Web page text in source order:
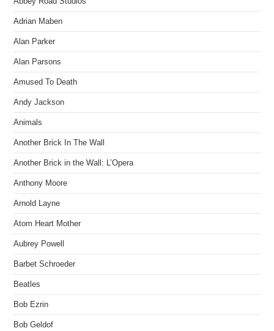
Adrian Maben
Alan Parker
Alan Parsons
Amused To Death
Andy Jackson
Animals
Another Brick In The Wall
Another Brick in the Wall: L’Opera
Anthony Moore
Arnold Layne
Atom Heart Mother
Aubrey Powell
Barbet Schroeder
Beatles
Bob Ezrin
Bob Geldof